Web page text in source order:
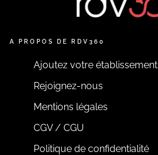
A PROPOS DE RDV360
Ajoutez votre établissement
Rejoignez-nous
Mentions légales
CGV / CGU
Politique de confidentialité